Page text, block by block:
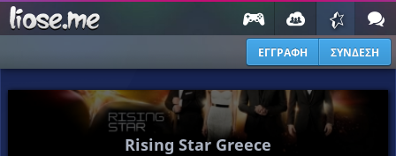
ΕΓΓΡΑΦΗ ΣΥΝΔΕΣΗ
Rising Star Greece